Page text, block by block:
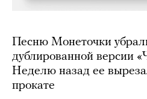
Песню Монеточки
дублированной версии
Неделю назад ее
прокате